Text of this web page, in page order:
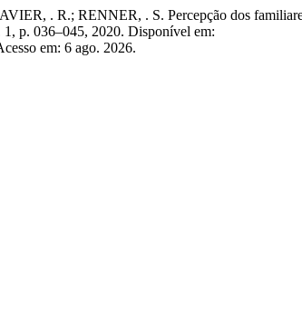
. R.; RENNER, . S. Percepção dos familiares
1, p. 036–045, 2020. Disponível em:
em: 6 ago. 2026.